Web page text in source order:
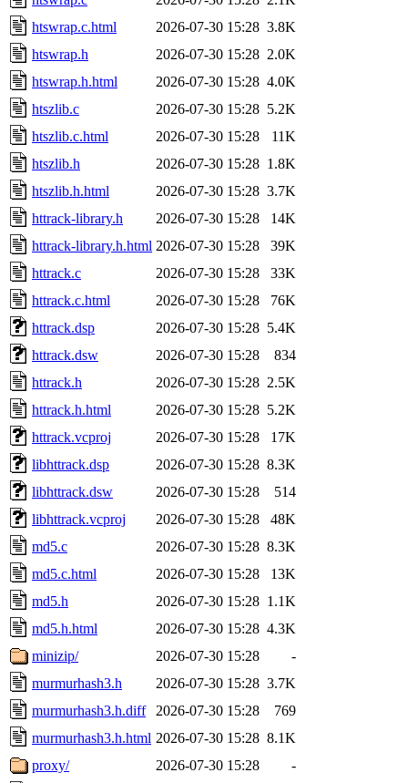
htswrap.c.html
2026-07-30 15:28 3.8K
htswrap.h
2026-07-30 15:28 2.0K
htswrap.h.html
2026-07-30 15:28 4.0K
htszlib.c
2026-07-30 15:28 5.2K
htszlib.c.html
2026-07-30 15:28
11K
htszlib.h
2026-07-30 15:28 1.8K
htszlib.h.html
2026-07-30 15:28 3.7K
httrack-library.h
2026-07-30 15:28
14K
httrack-library.h.html 2026-07-30 15:28
39K
httrack.c
2026-07-30 15:28
33K
httrack.c.html
2026-07-30 15:28
76K
httrack.dsp
2026-07-30 15:28 5.4K
httrack.dsw
2026-07-30 15:28
834
httrack.h
2026-07-30 15:28 2.5K
httrack.h.html
2026-07-30 15:28 5.2K
httrack.vcproj
2026-07-30 15:28
17K
libhttrack.dsp
2026-07-30 15:28 8.3K
libhttrack.dsw
2026-07-30 15:28
514
libhttrack.vcproj
2026-07-30 15:28
48K
md5.c
2026-07-30 15:28 8.3K
md5.c.html
2026-07-30 15:28
13K
md5.h
2026-07-30 15:28 1.1K
md5.h.html
2026-07-30 15:28 4.3K
minizip/
2026-07-30 15:28
-
murmurhash3.h
2026-07-30 15:28 3.7K
murmurhash3.h.diff
2026-07-30 15:28
769
murmurhash3.h.html 2026-07-30 15:28 8.1K
proxy/
2026-07-30 15:28
-